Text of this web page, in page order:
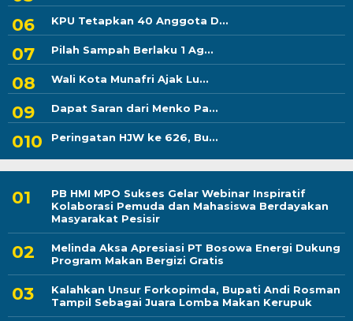
KPU Tetapkan 40 Anggota D...
Pilah Sampah Berlaku 1 Ag...
Wali Kota Munafri Ajak Lu...
Dapat Saran dari Menko Pa...
Peringatan HJW ke 626, Bu...
PB HMI MPO Sukses Gelar Webinar Inspiratif
Kolaborasi Pemuda dan Mahasiswa Berdayakan
Masyarakat Pesisir
Melinda Aksa Apresiasi PT Bosowa Energi Dukung
Program Makan Bergizi Gratis
Kalahkan Unsur Forkopimda, Bupati Andi Rosman
Tampil Sebagai Juara Lomba Makan Kerupuk